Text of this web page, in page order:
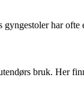
har
bruk. Her